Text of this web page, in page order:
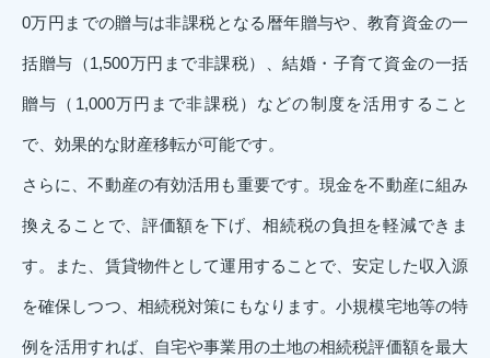
0万円までの贈与は非課税となる暦年贈与や、教育資金の一
括贈与（1,500万円まで非課税）、結婚・子育て資金の一括
贈与（1,000万円まで非課税）などの制度を活用すること
で、効果的な財産移転が可能です。
さらに、不動産の有効活用も重要です。現金を不動産に組み
換えることで、評価額を下げ、相続税の負担を軽減できま
す。また、賃貸物件として運用することで、安定した収入源
を確保しつつ、相続税対策にもなります。小規模宅地等の特
例を活用すれば、自宅や事業用の土地の相続税評価額を最大